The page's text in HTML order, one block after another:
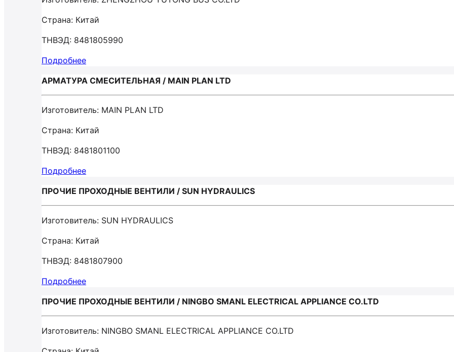
Страна: Китай
ТНВЭД: 8481805990
Подробнее
АРМАТУРА СМЕСИТЕЛЬНАЯ / MAIN PLAN LTD
Изготовитель: MAIN PLAN LTD
Страна: Китай
ТНВЭД: 8481801100
Подробнее
ПРОЧИЕ ПРОХОДНЫЕ ВЕНТИЛИ / SUN HYDRAULICS
Изготовитель: SUN HYDRAULICS
Страна: Китай
ТНВЭД: 8481807900
Подробнее
ПРОЧИЕ ПРОХОДНЫЕ ВЕНТИЛИ / NINGBO SMANL ELECTRICAL APPLIANCE CO.LTD
Изготовитель: NINGBO SMANL ELECTRICAL APPLIANCE CO.LTD